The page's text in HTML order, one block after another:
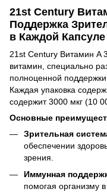
21st Century
Поддержка
в Каждой Капсуле
21st Century Витамин A
витамин, специально
полноценной
Каждая упаковка
содержит 3000 мкг (10
Основные
Зрительная
обеспечении
зрения.
Иммунная
помогая организму